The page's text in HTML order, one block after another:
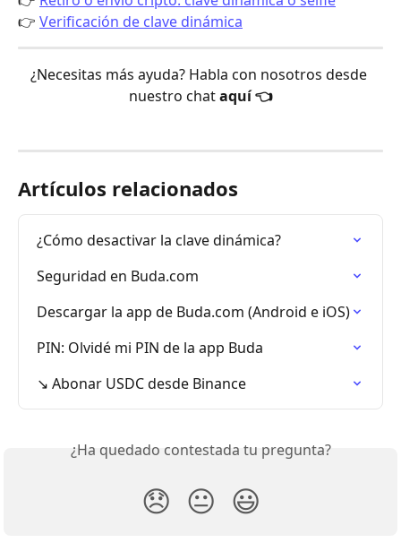
👉 Verificación de clave dinámica
¿Necesitas más ayuda? Habla con nosotros desde
nuestro chat aquí 👈
Artículos relacionados
¿Cómo desactivar la clave dinámica?
Seguridad en Buda.com
Descargar la app de Buda.com (Android e iOS)
PIN: Olvidé mi PIN de la app Buda
↘️ Abonar USDC desde Binance
¿Ha quedado contestada tu pregunta?
😞 😐 😃